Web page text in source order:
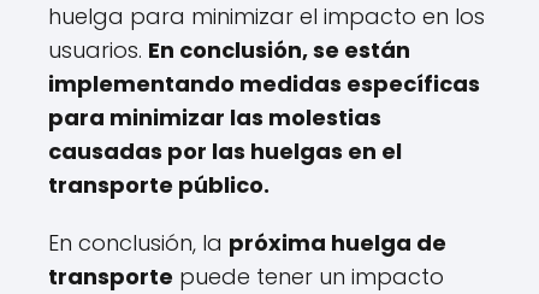
huelga para minimizar el impacto en los
usuarios. En conclusión, se están
implementando medidas específicas
para minimizar las molestias
causadas por las huelgas en el
transporte público.
En conclusión, la próxima huelga de
transporte puede tener un impacto